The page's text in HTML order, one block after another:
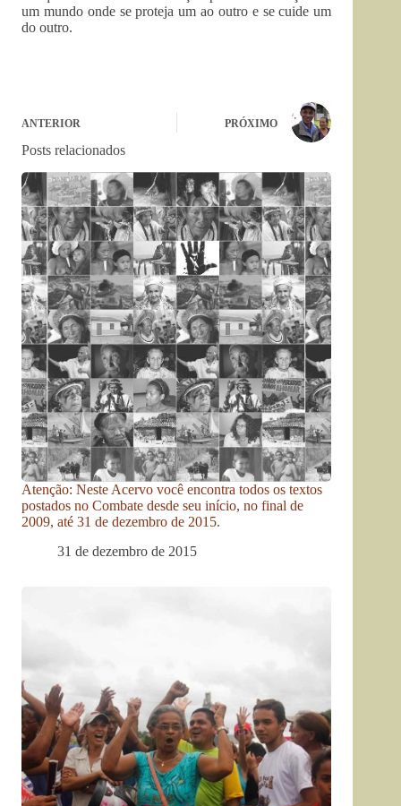
um mundo onde se proteja um ao outro e se cuide um
do outro.
ANTERIOR PRÓXIMO
Posts relacionados
Atenção: Neste Acervo você encontra todos os textos
postados no Combate desde seu início, no final de
2009, até 31 de dezembro de 2015.
31 de dezembro de 2015